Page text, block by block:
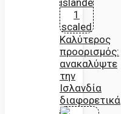
Καλύτερος
προορισμός:
ανακαλύψτε
την
Ισλανδία
διαφορετικά